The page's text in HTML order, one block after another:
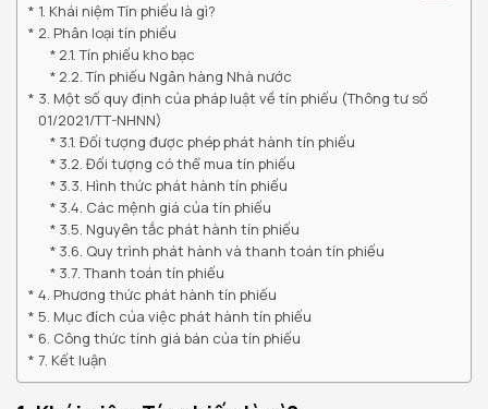
1. Khái niệm Tín phiếu là gì?
2. Phân loại tín phiếu
2.1. Tín phiếu kho bạc
2.2. Tín phiếu Ngân hàng Nhà nước
3. Một số quy định của pháp luật về tín phiếu (Thông tư số
01/2021/TT-NHNN)
3.1. Đối tượng được phép phát hành tín phiếu
3.2. Đối tượng có thể mua tín phiếu
3.3. Hình thức phát hành tín phiếu
3.4. Các mệnh giá của tín phiếu
3.5. Nguyên tắc phát hành tín phiếu
3.6. Quy trình phát hành và thanh toán tín phiếu
3.7. Thanh toán tín phiếu
4. Phương thức phát hành tín phiếu
5. Mục đích của việc phát hành tín phiếu
6. Công thức tính giá bán của tín phiếu
7. Kết luận